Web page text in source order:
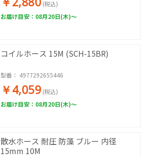
(税込)
お届け目安：08月20日(木)～
コイルホース 15M (SCH-15BR)
型番： 4977292655446
￥4,059 (税込)
お届け目安：08月20日(木)～
散水ホース 耐圧 防藻 ブルー 内径
15mm 10M